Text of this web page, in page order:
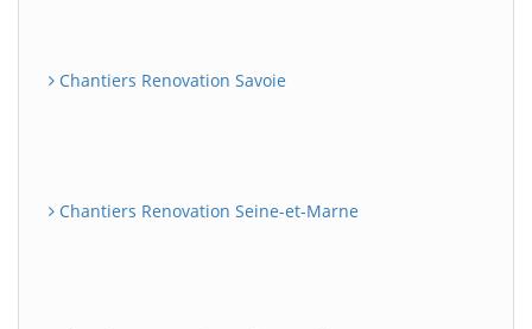
Chantiers Renovation Savoie
Chantiers Renovation Seine-et-Marne